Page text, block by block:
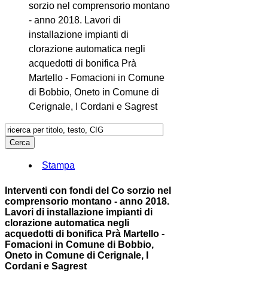
sorzio nel comprensorio montano
- anno 2018. Lavori di
installazione impianti di
clorazione automatica negli
acquedotti di bonifica Prà
Martello - Fomacioni in Comune
di Bobbio, Oneto in Comune di
Cerignale, I Cordani e Sagrest
Stampa
Interventi con fondi del Co sorzio nel
comprensorio montano - anno 2018.
Lavori di installazione impianti di
clorazione automatica negli
acquedotti di bonifica Prà Martello -
Fomacioni in Comune di Bobbio,
Oneto in Comune di Cerignale, I
Cordani e Sagrest